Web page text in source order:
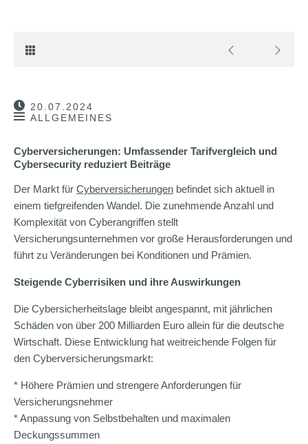
20.07.2024
ALLGEMEINES
Cyberversicherungen: Umfassender Tarifvergleich und
Cybersecurity reduziert Beiträge
Der Markt für Cyberversicherungen befindet sich aktuell in
einem tiefgreifenden Wandel. Die zunehmende Anzahl und
Komplexität von Cyberangriffen stellt
Versicherungsunternehmen vor große Herausforderungen und
führt zu Veränderungen bei Konditionen und Prämien.
Steigende Cyberrisiken und ihre Auswirkungen
Die Cybersicherheitslage bleibt angespannt, mit jährlichen
Schäden von über 200 Milliarden Euro allein für die deutsche
Wirtschaft. Diese Entwicklung hat weitreichende Folgen für
den Cyberversicherungsmarkt:
* Höhere Prämien und strengere Anforderungen für
Versicherungsnehmer
* Anpassung von Selbstbehalten und maximalen
Deckungssummen